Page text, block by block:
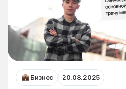
Бизнес 20.08.2025